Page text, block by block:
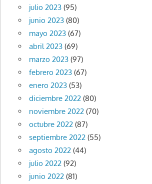
julio 2023(95)
junio 2023(80)
mayo 2023(67)
abril 2023(69)
marzo 2023(97)
febrero 2023(67)
enero 2023(53)
diciembre 2022(80)
noviembre 2022(70)
octubre 2022(87)
septiembre 2022(55)
agosto 2022(44)
julio 2022(92)
junio 2022(81)